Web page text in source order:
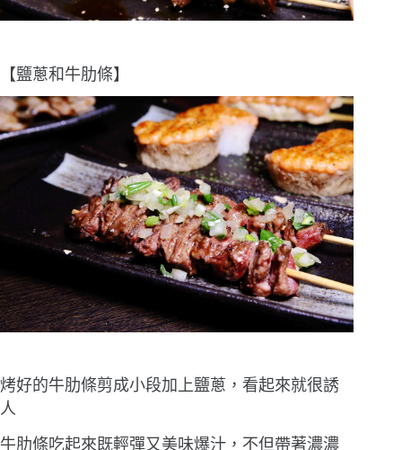
【鹽蔥和牛肋條】
烤好的牛肋條剪成小段加上鹽蔥，看起來就很誘
人
牛肋條吃起來既輕彈又美味爆汁，不但帶著濃濃